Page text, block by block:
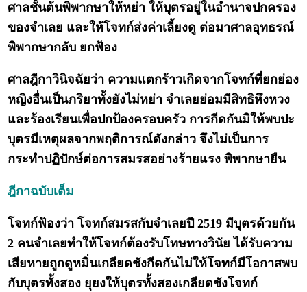
ศาลชั้นต้นพิพากษาให้หย่า ให้บุตรอยู่ในอำนาจปกครอง
ของจำเลย และให้โจทก์ส่งค่าเลี้ยงดู ต่อมาศาลอุทธรณ์
พิพากษากลับ ยกฟ้อง
ศาลฎีกาวินิจฉัยว่า ความแตกร้าวเกิดจากโจทก์ที่ยกย่อง
หญิงอื่นเป็นภริยาทั้งยังไม่หย่า จำเลยย่อมมีสิทธิหึงหวง
และร้องเรียนเพื่อปกป้องครอบครัว การกีดกันมิให้พบปะ
บุตรมีเหตุผลจากพฤติการณ์ดังกล่าว จึงไม่เป็นการ
กระทำปฏิปักษ์ต่อการสมรสอย่างร้ายแรง พิพากษายืน
ฎีกาฉบับเต็ม
โจทก์ฟ้องว่า โจทก์สมรสกับจำเลยปี 2519 มีบุตรด้วยกัน
2 คนจำเลยทำให้โจทก์ต้องรับโทษทางวินัย ได้รับความ
เสียหายถูกดูหมิ่นเกลียดชังกีดกันไม่ให้โจทก์มีโอกาสพบ
กับบุตรทั้งสอง ยุยงให้บุตรทั้งสองเกลียดชังโจทก์